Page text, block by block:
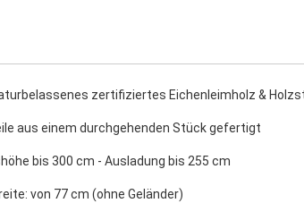
zertifiziertes Eichenleimholz &
aus einem durchgehenden Stück gefertigt
bis 300 cm - Ausladung bis 255 cm
von 77 cm (ohne Geländer)